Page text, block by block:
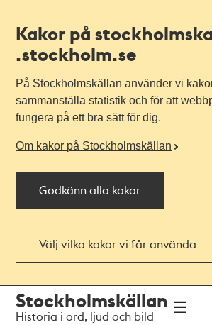
Kakor på
.stockholm.se
På Stockholmskällan använder vi
sammanställa statistik och för att
fungera på ett bra sätt för dig.
Om kakor på Stockholmskällan
Godkänn alla kakor
Välj vilka kakor vi får använda
navigationen
huvudinnehållet
Stockholmskällan
Historia i ord, ljud och bild